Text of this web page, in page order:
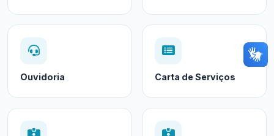
Ouvidoria Carta de Serviços